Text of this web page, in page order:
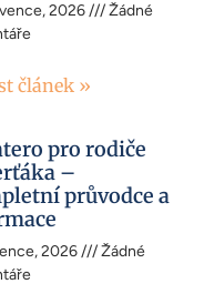
2026
Žádné
článek »
pro rodiče
–
průvodce a
2026
Žádné